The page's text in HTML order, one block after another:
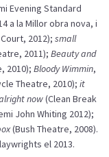
Evening Standard
a la Millorobra nova, i
Court, 2012); small
, 2011); Beautyand
, 2010); Bloody Wimmin,
Theatre, 2010); it
now(Clean Break
John Whiting 2012);
(Bush Theatre, 2008).
el 2013.